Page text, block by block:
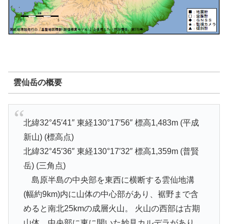
雲仙岳の概要
北緯32°45′41″ 東経130°17′56″ 標高1,483m (平成
新山) (標高点)
北緯32°45′36″ 東経130°17′32″ 標高1,359m (普賢
岳) (三角点)
島原半島の中央部を東西に横断する雲仙地溝
(幅約9km)内に山体の中心部があり、裾野まで含
めると南北25kmの成層火山。 火山の西部は古期